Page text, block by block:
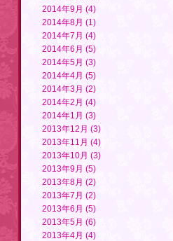
2014年9月 (4)
2014年8月 (1)
2014年7月 (4)
2014年6月 (5)
2014年5月 (3)
2014年4月 (5)
2014年3月 (2)
2014年2月 (4)
2014年1月 (3)
2013年12月 (3)
2013年11月 (4)
2013年10月 (3)
2013年9月 (5)
2013年8月 (2)
2013年7月 (2)
2013年6月 (5)
2013年5月 (6)
2013年4月 (4)